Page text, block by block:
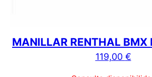
MANILLAR RENTHAL BMX
119,00 €